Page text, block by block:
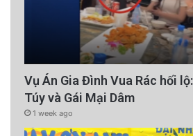
Vụ Án Gia Đình Vua Rác hối
Túy và Gái Mại Dâm
1 week ago